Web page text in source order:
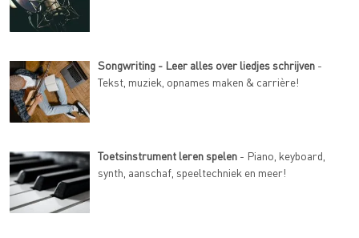
Songwriting - Leer alles over liedjes schrijven -
Tekst, muziek, opnames maken & carrière!
Toetsinstrument leren spelen - Piano, keyboard,
synth, aanschaf, speeltechniek en meer!